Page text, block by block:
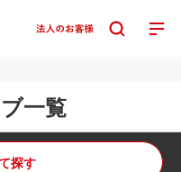
一覧
探す